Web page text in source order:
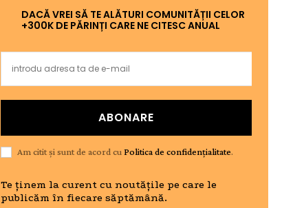
DACĂ VREI SĂ TE ALĂTURI COMUNITĂȚII CELOR
+300K DE PĂRINȚI CARE NE CITESC ANUAL
ABONARE
Am citit și sunt de acord cuPolitica de confidențialitate.
Te ținem la curent cu noutățile pe care le
publicăm în fiecare săptămână.